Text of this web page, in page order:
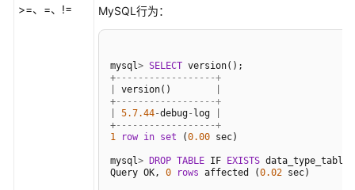
>=、=、!=
MySQL行为：
mysql> SELECT
+------------------+
version()
+------------------+
5.7.44-debug- log
+------------------+
1
row in set (0.00 sec)
mysql> DROP TABLE IF EXISTS data_type_table;
Query OK, 0 rows affected (0.02 sec)